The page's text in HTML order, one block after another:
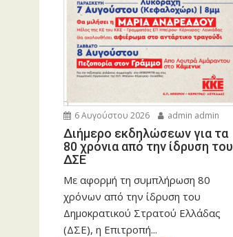
6 Αυγούστου 2026 admin admin
Διήμερο εκδηλώσεων για τα
80 χρόνια από την ίδρυση του
ΔΣΕ
Με αφορμή τη συμπλήρωση 80
χρόνων από την ίδρυση του
Δημοκρατικού Στρατού Ελλάδας
(ΔΣΕ), η Επιτροπή...